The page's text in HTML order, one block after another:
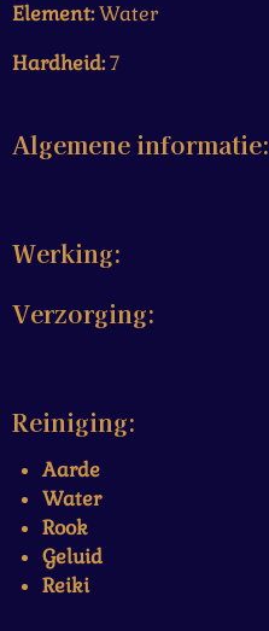
Element:Water
Hardheid:7
Algemene informatie:
Werking:
Verzorging:
Reiniging:
Aarde
Water
Rook
Geluid
Reiki